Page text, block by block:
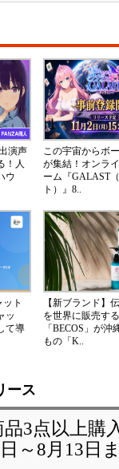
演声
！人
ウ
この宇宙からボ
が集結！オンラ
ーム『GALAST
ト）』8..
ト
ッ
て導
【新ブランド】
を世界に販売す
「BECOS」が沖
もの「K..
ース
3点以上購
～8月13日